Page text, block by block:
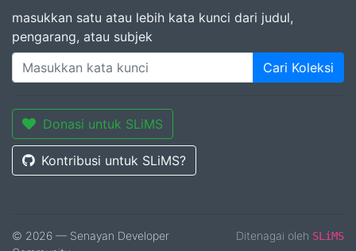
masukkan satu atau lebih kata kunci dari judul,
pengarang, atau subjek
Cari Koleksi
Donasi untuk SLiMS
Kontribusi untuk SLiMS?
© 2026 — Senayan Developer
Ditenagai oleh SLiMS